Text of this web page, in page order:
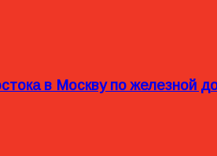
в Москву по железной